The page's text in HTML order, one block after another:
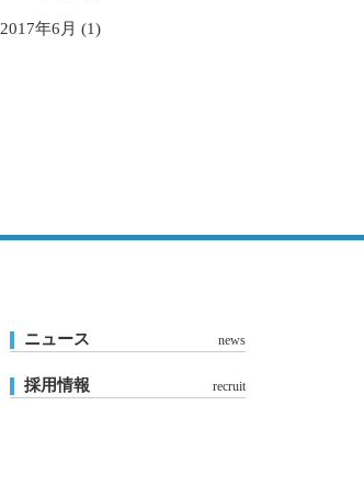
2017年6月 (1)
ニュース news
採用情報 recruit